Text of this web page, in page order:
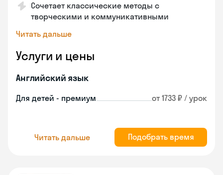
Сочетает классические методы с
творческими и коммуникативными
Читать дальше
Услуги и цены
Английский язык
Для детей - премиум от 1733 ₽ / урок
Читать дальше Подобрать время